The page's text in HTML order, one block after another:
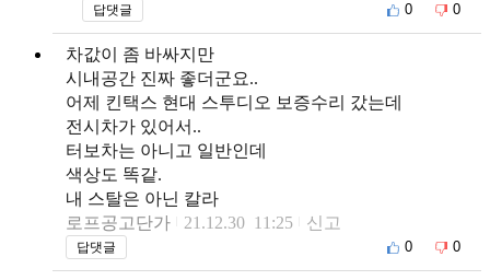
답댓글 0 0
차값이 좀 바싸지만
시내공간 진짜 좋더군요..
어제 킨택스 현대 스투디오 보증수리 갔는데
전시차가 있어서..
터보차는 아니고 일반인데
색상도 똑같.
내 스탈은 아닌 칼라
로프공고단가
21.12.30 11:25 신고
답댓글 0 0